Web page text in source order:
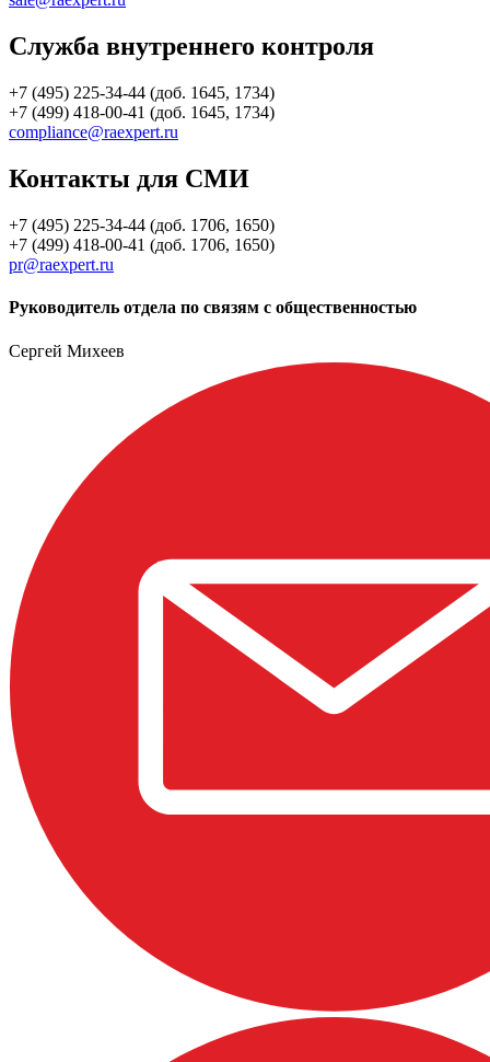
Служба внутреннего контроля
+7 (495) 225-34-44 (доб. 1645, 1734)
+7 (499) 418-00-41 (доб. 1645, 1734)
compliance@raexpert.ru
Контакты для СМИ
+7 (495) 225-34-44 (доб. 1706, 1650)
+7 (499) 418-00-41 (доб. 1706, 1650)
pr@raexpert.ru
Руководитель отдела по связям с общественностью
Сергей Михеев